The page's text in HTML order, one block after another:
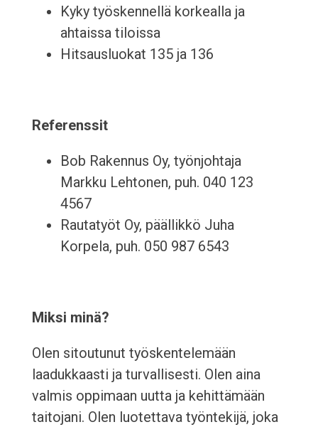
Kyky työskennellä korkealla ja
ahtaissa tiloissa
Hitsausluokat 135 ja 136
Referenssit
Bob Rakennus Oy, työnjohtaja
Markku Lehtonen, puh. 040 123
4567
Rautatyöt Oy, päällikkö Juha
Korpela, puh. 050 987 6543
Miksi minä?
Olen sitoutunut työskentelemään
laadukkaasti ja turvallisesti. Olen aina
valmis oppimaan uutta ja kehittämään
taitojani. Olen luotettava työntekijä, joka